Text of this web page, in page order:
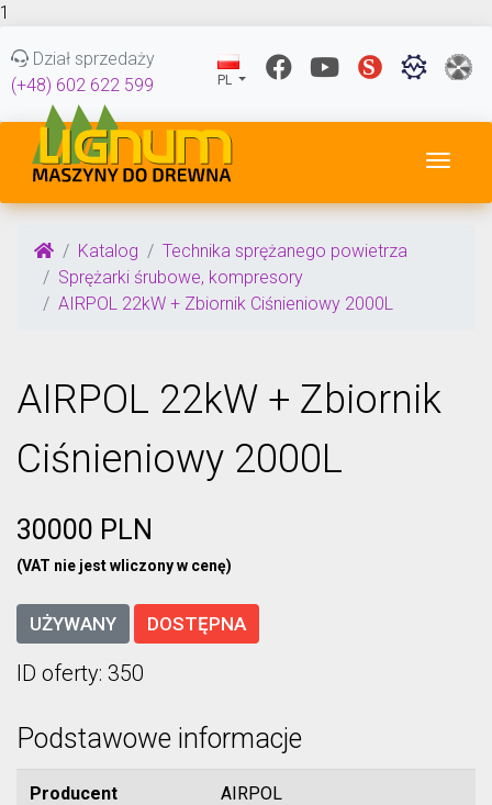
1
Dział sprzedaży
(+48) 602 622 599
PL
Katalog
Technika sprężanego powietrza
Sprężarki śrubowe, kompresory
AIRPOL 22kW + Zbiornik Ciśnieniowy 2000L
AIRPOL 22kW + Zbiornik
Ciśnieniowy 2000L
30000 PLN
(VAT nie jest wliczony w cenę)
UŻYWANY DOSTĘPNA
ID oferty: 350
Podstawowe informacje
Producent AIRPOL